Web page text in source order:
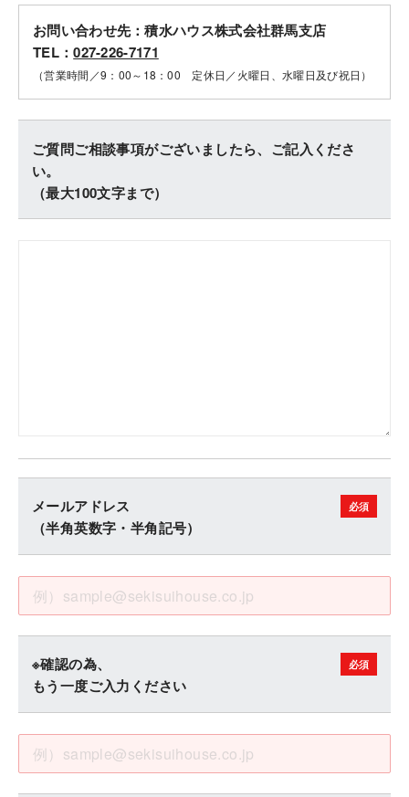
お問い合わせ先：積水ハウス株式会社群馬支店
TEL：027-226-7171
（営業時間／9：00～18：00 定休日／火曜日、水曜日及び祝日）
ご質問ご相談事項がございましたら、ご記入くださ
い。
（最大100文字まで）
メールアドレス
（半角英数字・半角記号）
※確認の為、
もう一度ご入力ください